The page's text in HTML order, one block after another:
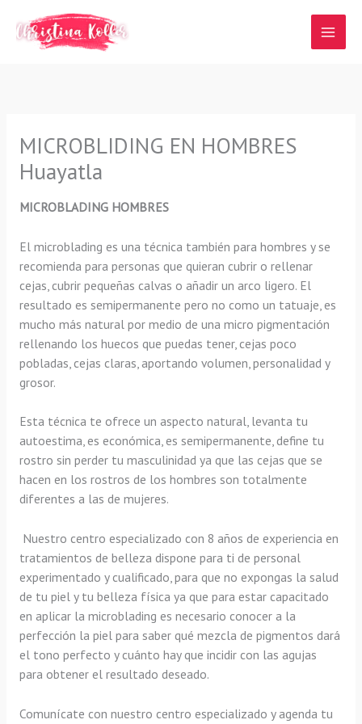
contenido
MICROBLIDING EN HOMBRES
Huayatla
MICROBLADING HOMBRES
El microblading es una técnica también para hombres y se
recomienda para personas que quieran cubrir o rellenar
cejas, cubrir pequeñas calvas o añadir un arco ligero.El
resultado es semipermanente pero no como un tatuaje, es
mucho más natural por medio de una micro pigmentación
rellenando los huecos que puedas tener, cejas poco
pobladas, cejas claras, aportando volumen, personalidad y
grosor.
Esta técnica te ofrece un aspecto natural, levanta tu
autoestima, es económica, es semipermanente, define tu
rostro sin perder tu masculinidad ya que las cejas que se
hacen en los rostros de los hombres son totalmente
diferentes a las de mujeres.
Nuestro centro especializado con 8 años de experiencia en
tratamientos de belleza dispone para ti de personal
experimentado y cualificado, para que no expongas la salud
de tu piel y tu belleza física ya que para estar capacitado
en aplicar la microblading es necesario conocera la
perfección la piel para saber qué mezcla de pigmentos dará
el tono perfecto y cuánto hay que incidir con las agujas
para obtener el resultado deseado.
Comunícate con nuestro centro especializado y agenda tu